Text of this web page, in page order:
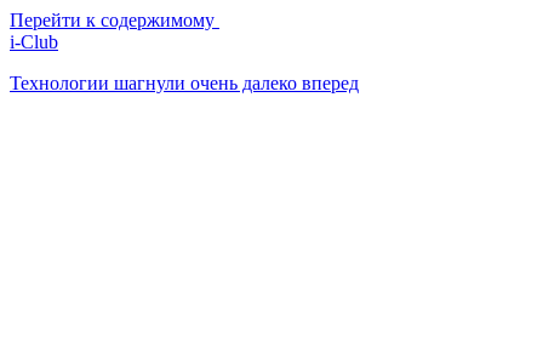
Перейти к содержимому
i-Club
Технологии шагнули очень далеко вперед